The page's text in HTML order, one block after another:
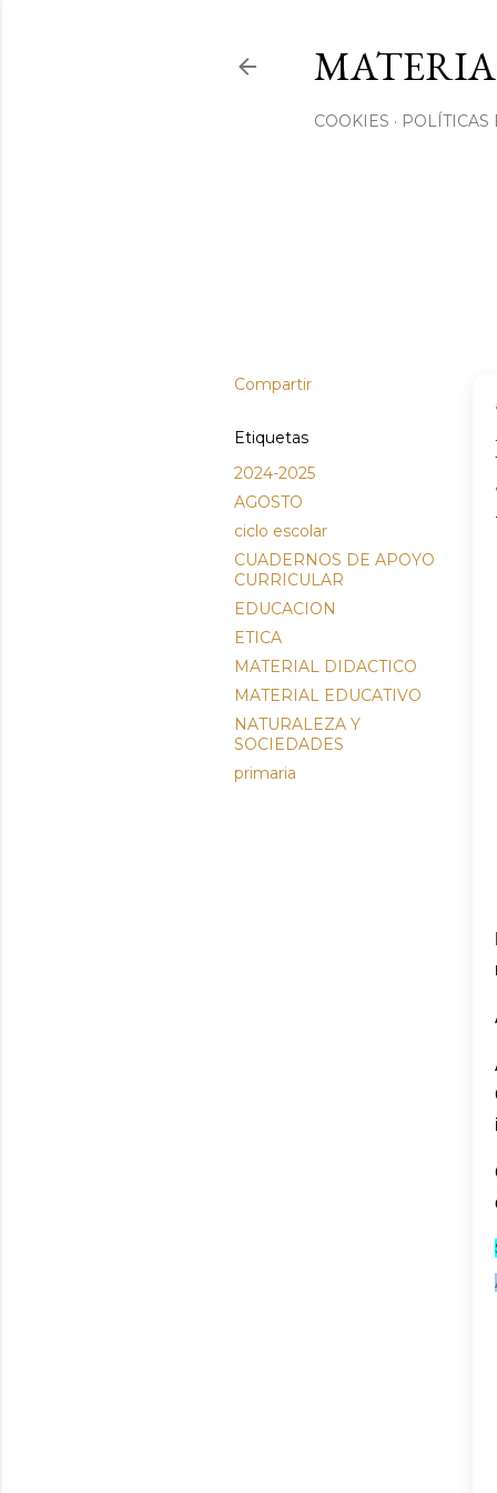
COOKIES
Compartir
Etiquetas
2024-2025
AGOSTO
ciclo escolar
CUADERNOS DE APOYO
CURRICULAR
EDUCACION
ETICA
MATERIAL DIDACTICO
MATERIAL EDUCATIVO
NATURALEZA Y
SOCIEDADES
primaria